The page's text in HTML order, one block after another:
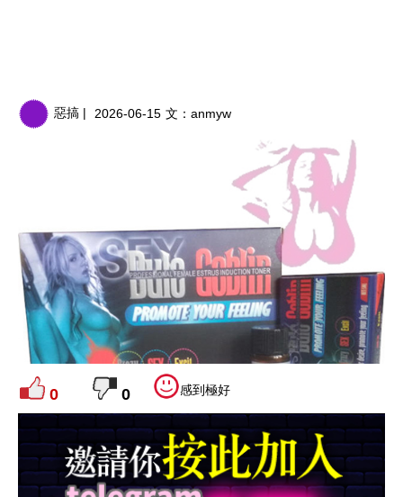
惡搞 | 2026-06-15 文： anmyw
0 0 感到極好